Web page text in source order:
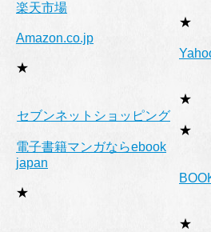
楽天市場
★
Amazon.co.jp
★
★
セブンネットショッピング
★
電子書籍マンガならebook
japan
★
★